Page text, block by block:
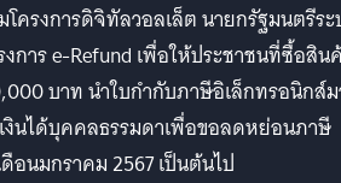
โครงการดิจิทัลวอลเล็ต นายกรัฐมนตรีร
การ e-Refund เพื่อให้ประชาชนที่ซื้อสิน
บาท นำใบกำกับภาษีอิเล็กทรอนิกส์
งินได้บุคคลธรรมดาเพื่อขอลดหย่อนภาษี
อนมกราคม 2567 เป็นต้นไป